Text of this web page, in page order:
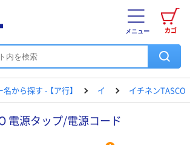
カゴ
メニュー
から探す - 【ア行】 イ イチネンTASCO
電源タップ/電源コード